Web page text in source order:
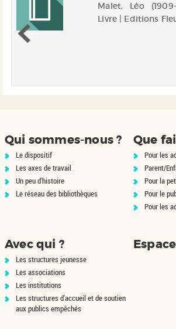
Malet, Léo
Livre | Editions
Qui sommes-nous ?
Le dispositif
Les axes de travail
Un peu d'histoire
Le réseau des bibliothèques
Que
Pour les
Parent/
Pour la
Pour le
Pour les
Avec qui ?
Les structures jeunesse
Les associations
Les institutions
Les structures d'accueil et de soutien
aux publics empêchés